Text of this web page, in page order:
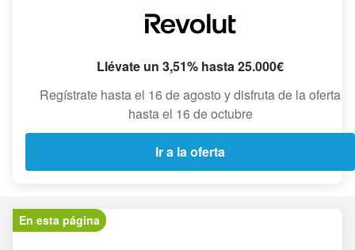
Llévate un 3,51% hasta 25.000€
Regístrate hasta el 16 de agosto y disfruta de la oferta
hasta el 16 de octubre
Ir a la oferta
En esta página